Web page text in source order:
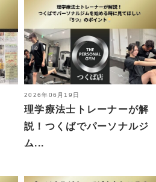
2026年06月19日
理学療法士トレーナーが解
説！つくばでパーソナルジ
ム...